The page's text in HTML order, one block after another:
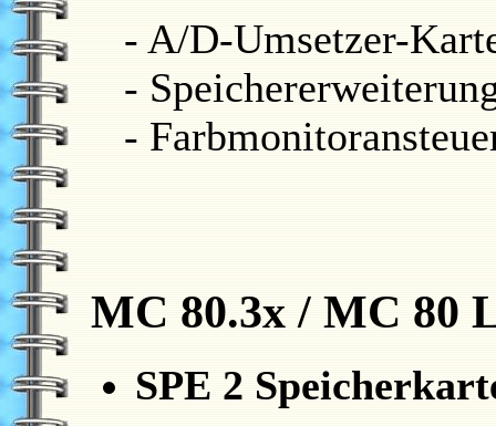
- A/D-Umsetzer-
-
-
MC 80.3x / MC 80
SPE 2